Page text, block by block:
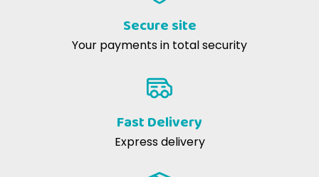
necessitano di dieta a base di pesce. Non contiene cereali che
creano sempre tanti problemi.
Cibo molto apprezzato e goloso, il mio cane ne va matto!
Secure site
Your payments in total security
Fast Delivery
Express delivery